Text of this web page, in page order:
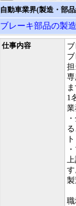
自動車業界(製造・部
ブレーキ部品の製
仕事内容
担
1
業
ト
す
製